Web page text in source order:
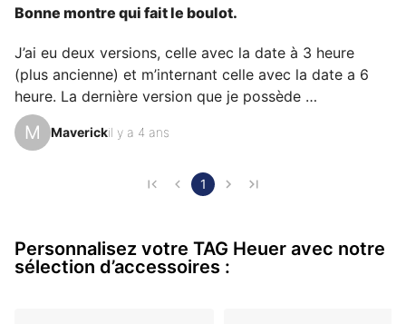
Bonne montre qui fait le boulot.
J’ai eu deux versions, celle avec la date à 3 heure
(plus ancienne) et m’internant celle avec la date a 6
heure. La dernière version que je possède
(professionnal 300 42mm) est mieux finie et dispose
d’un bracelet avec un battement facile à régler sans
avec la taille du bracelet. Cette montre est se porte
M Maverickil y a 4 ans
1
Personnalisez votre TAG Heuer avec notre
sélection d’accessoires :